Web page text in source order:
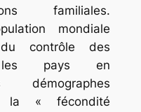
familiales.
mondiale
contrôle des
les pays en
démographes
la « fécondité